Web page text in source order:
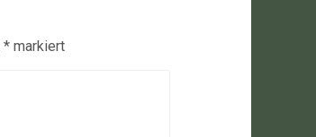
* markiert